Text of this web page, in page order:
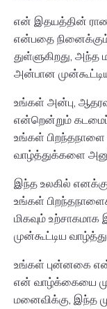
என் இதயத்தின்
என்பதை
துள்ளுகிறது,
அன்பான
உங்கள் அன்பு,
என்றென்றும்
உங்கள் பிறந்தநாளை
வாழ்த்துக்களை
இந்த உலகில் எனக்கு
உங்கள்
மிகவும்
முன்கூட்டிய
உங்கள் புன்னகை என்
என் வாழ்க்கையை
மனைவிக்கு, இந்த